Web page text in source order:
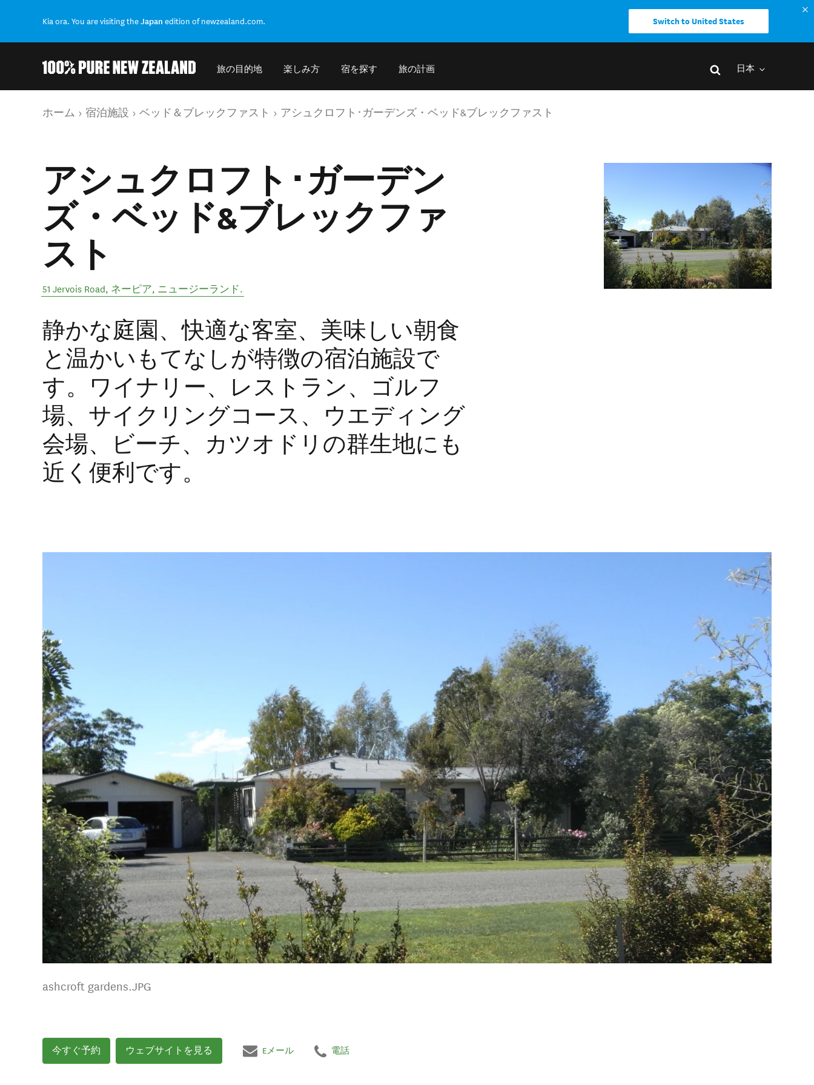
Kia ora. You are visiting theJapan edition of newzealand.com. Switch to United States
旅の目的地 楽しみ方 宿を探す 旅の計画 日本
現在のページ
ホーム 宿泊施設 ベッド＆ブレックファスト アシュクロフト･ガーデンズ・ベッド&ブレックファスト
アシュクロフト･ガーデン
ズ・ベッド&ブレックファ
スト
51 Jervois Road, ネーピア, ニュージーランド.
静かな庭園、快適な客室、美味しい朝食
と温かいもてなしが特徴の宿泊施設で
す。ワイナリー、レストラン、ゴルフ
場、サイクリングコース、ウエディング
会場、ビーチ、カツオドリの群生地にも
近く便利です。
ashcroft gardens.JPG
今すぐ予約 ウェブサイトを見る Eメール 電話